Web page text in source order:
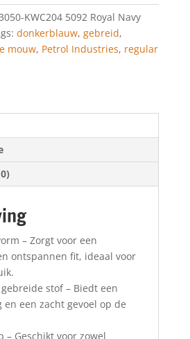
KWC204 5092 Royal Navy
donkerblauw, gebreid,
mouw, Petrol Industries, regular
– Zorgt voor een
ontspannen fit, ideaal voor
stof – Biedt een
een zacht gevoel op de
– Geschikt voor zowel